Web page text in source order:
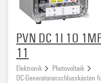
PVN DC 1I 1O
11
Elektronik
Photovoltaik
DC-Generatoranschlusskästen